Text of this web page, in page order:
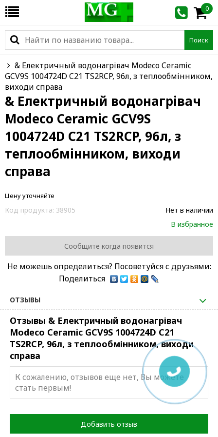
0
Поиск
& Електричный водонагрівач Modeco Ceramic
GCV9S 1004724D C21 TS2RCP, 96л, з теплообмінником,
виходи справа
& Електричный водонагрівач
Modeco Ceramic GCV9S
1004724D C21 TS2RCP, 96л, з
теплообмінником, виходи
справа
Цену уточняйте
Код продукта: 38905
Нет в наличии
В избранное
Сообщите когда появится
Не можешь определиться? Посоветуйся с друзьями:
Поделиться
ОТЗЫВЫ
Отзывы & Електричный водонагрівач
Modeco Ceramic GCV9S 1004724D C21
TS2RCP, 96л, з теплообмінником, виходи
справа
К сожалению, отзывов еще нет, Вы можете
стать первым!
Добавить отзыв